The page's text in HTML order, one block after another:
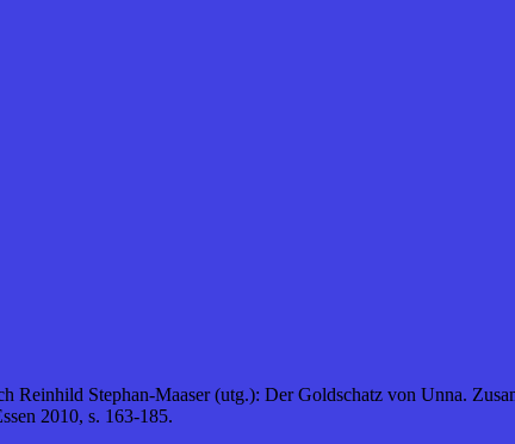
Stephan-Maaser (utg.): Der Goldschatz von Unna.
2010, s. 163-185.